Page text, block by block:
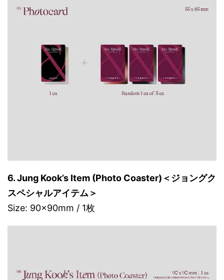
6. Jung Kook’s Item (Photo Coaster)＜ジョングク
スペシャルアイテム＞
Size: 90x90mm / 1枚